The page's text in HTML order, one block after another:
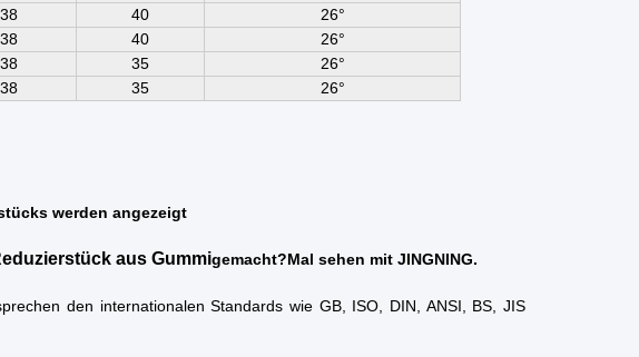
38 40
26°
38 40
26°
38 35
26°
38 35 26°
werden angezeigt
aus Gummigemacht?Mal sehen mit JINGNING.
den internationalen Standards wie GB, ISO, DIN, ANSI, BS, JIS